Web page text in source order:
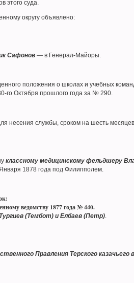
этого суда.
округу объявлено:
Сафонов — в Генерал-Майоры.
положения о школах и учебных
го Октября прошлого года за № 290.
несения службы, сроком на шесть
классному медицинскому фельдшеру
1878 года под Филипполем.
ведомству 1877 года № 440.
Тургиев (Тембот) и Елбаев (Петр)
Правления Терского